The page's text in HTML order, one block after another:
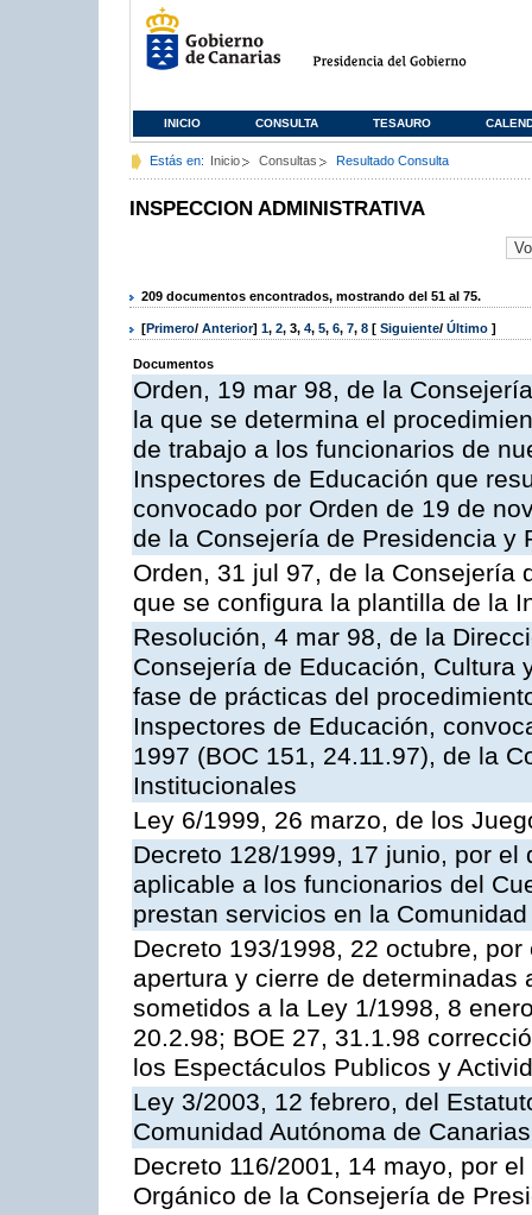
INICIO CONSULTA TESAURO
Estás en: Inicio Consultas Resultado Consulta
INSPECCION ADMINISTRATIVA
209 documentos encontrados, mostrando del 51 al 75.
[Primero/ Anterior] 1, 2, 3, 4, 5, 6, 7, 8 [ Siguiente/ Último ]
Documentos
Orden, 19 mar 98, de la
la que se determina el
de trabajo a los funcionarios de
Inspectores de Educación que
convocado por Orden de 19 de
de la Consejería de Presidencia y
Orden, 31 jul 97, de la Consejería
que se configura la plantilla de la
Resolución, 4 mar 98, de la
Consejería de Educación, Cultura
fase de prácticas del
Inspectores de Educación,
1997 (BOC 151, 24.11.97), de la
Institucionales
Ley 6/1999, 26 marzo, de los
Decreto 128/1999, 17 junio, por
aplicable a los funcionarios del
prestan servicios en la
Decreto 193/1998, 22 octubre,
apertura y cierre de
sometidos a la Ley 1/1998, 8
20.2.98; BOE 27, 31.1.98
los Espectáculos Publicos y
Ley 3/2003, 12 febrero, del
Comunidad Autónoma de Canarias
Decreto 116/2001, 14 mayo, por
Orgánico de la Consejería de